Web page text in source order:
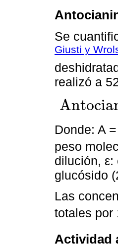
Se
Giusti y
realizó a
Antocia
Antocianinas total
Donde: A
peso
dilución,
glucósido
Las
totales por
Actividad